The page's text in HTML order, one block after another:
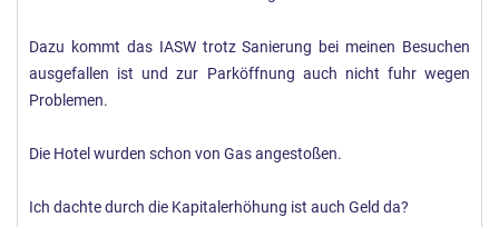
Ich weiß ja nicht ob der andere das auch macht, aber ich
denke das ich mich in den Hotels und deren Ausstattung ein
wenig aus kenne und so auch überall über vor und Nachteile
abrate. Selbst bei den vielen Baustellen nicht.
Dazu kommt das IASW trotz Sanierung bei meinen Besuchen
ausgefallen ist und zur Parköffnung auch nicht fuhr wegen
Problemen.
Die Hotel wurden schon von Gas angestoßen.
Ich dachte durch die Kapitalerhöhung ist auch Geld da?